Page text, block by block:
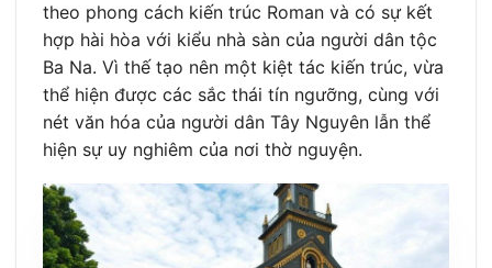
theo phong cách kiến trúc Roman và có sự kết
hợp hài hòa với kiểu nhà sàn của người dân tộc
Ba Na. Vì thế tạo nên một kiệt tác kiến trúc, vừa
thể hiện được các sắc thái tín ngưỡng, cùng với
nét văn hóa của người dân Tây Nguyên lẫn thể
hiện sự uy nghiêm của nơi thờ nguyện.